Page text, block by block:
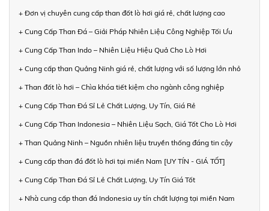
+ Đơn vị chuyên cung cấp than đốt lò hơi giá rẻ, chất lượng cao
+ Cung Cấp Than Đá – Giải Pháp Nhiên Liệu Công Nghiệp Tối Ưu
+ Cung Cấp Than Indo – Nhiên Liệu Hiệu Quả Cho Lò Hơi
+ Cung cấp than Quảng Ninh giá rẻ, chất lượng với số lượng lớn nhỏ
+ Than đốt lò hơi – Chìa khóa tiết kiệm cho ngành công nghiệp
+ Cung Cấp Than Đá Sỉ Lẻ Chất Lượng, Uy Tín, Giá Rẻ
+ Cung Cấp Than Indonesia – Nhiên Liệu Sạch, Giá Tốt Cho Lò Hơi
+ Than Quảng Ninh – Nguồn nhiên liệu truyền thống đáng tin cậy
+ Cung cấp than đá đốt lò hơi tại miền Nam [UY TÍN - GIÁ TỐT]
+ Cung Cấp Than Đá Sỉ Lẻ Chất Lượng, Uy Tín Giá Tốt
+ Nhà cung cấp than đá Indonesia uy tín chất lượng tại miền Nam